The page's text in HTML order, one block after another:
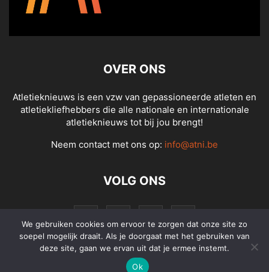
OVER ONS
Atletieknieuws is een vzw van gepassioneerde atleten en
atletiekliefhebbers die alle nationale en internationale
atletieknieuws tot bij jou brengt!
Neem contact met ons op: info@atni.be
VOLG ONS
© Atletieknieuws - Alle rechten voorbehouden
We gebruiken cookies om ervoor te zorgen dat onze site zo
soepel mogelijk draait. Als je doorgaat met het gebruiken van
deze site, gaan we ervan uit dat je ermee instemt.
Ok